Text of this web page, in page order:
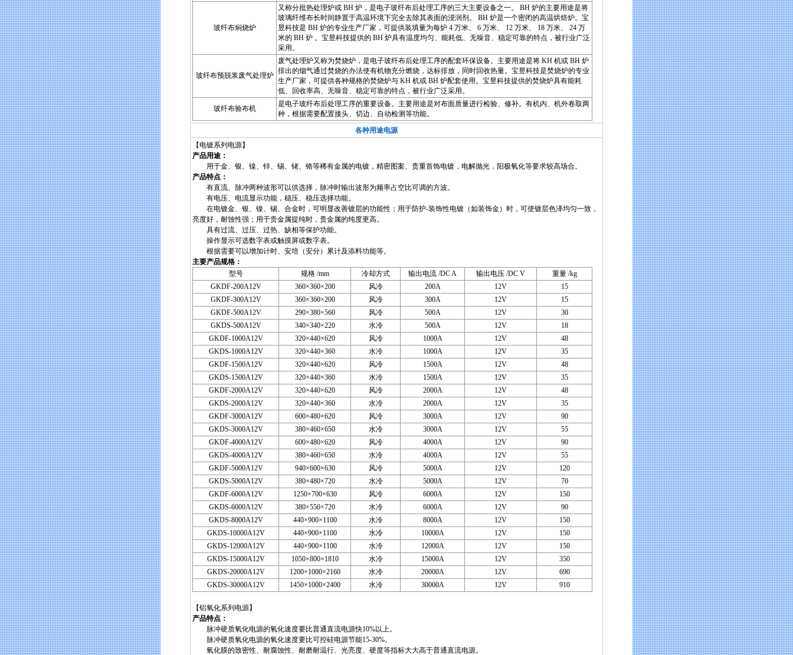
玻纤布焖烧炉
又称分批热处理炉或 BH 炉，是电子玻纤布后处理工序的三大主要设备之一。 BH 炉的主要用途是将
玻璃纤维布长时间静置于高温环境下完全去除其表面的浸润剂。 BH 炉是一个密闭的高温烘焙炉。宝
昱科技是 BH 炉的专业生产厂家，可提供装填量为每炉 4 万米、 6 万米、 12 万米、 18 万米、 24 万
米的 BH 炉 。宝昱科技提供的 BH 炉具有温度均匀、能耗低、无噪音、稳定可靠的特点，被行业广泛
采用。
玻纤布预脱浆废气处理炉
废气处理炉又称为焚烧炉，是电子玻纤布后处理工序的配套环保设备。主要用途是将 KH 机或 BH 炉
排出的烟气通过焚烧的办法使有机物充分燃烧，达标排放，同时回收热量。宝昱科技是焚烧炉的专业
生产厂家，可提供各种规格的焚烧炉与 KH 机或 BH 炉配套使用。宝昱科技提供的焚烧炉具有能耗
低、回收率高、无噪音、稳定可靠的特点，被行业广泛采用。
玻纤布验布机
是电子玻纤布后处理工序的重要设备。主要用途是对布面质量进行检验、修补。有机内、机外卷取两
种，根据需要配置接头、切边、自动检测等功能。
各种用途电源
【电镀系列电源】
产品用途：
用于金、银、镍、锌、锡、铑、铬等稀有金属的电镀，精密图案、贵重首饰电镀，电解抛光，阳极氧化等要求较高场合。
产品特点：
有直流、脉冲两种波形可以供选择，脉冲时输出波形为频率占空比可调的方波。
有电压、电流显示功能，稳压、稳压选择功能。
在电镀金、银、镍、锡、合金时，可明显改善镀层的功能性；用于防护-装饰性电镀（如装饰金）时，可使镀层色泽均匀一致，
亮度好，耐蚀性强；用于贵金属提纯时，贵金属的纯度更高。
具有过流、过压、过热、缺相等保护功能。
操作显示可选数字表或触摸屏或数字表。
根据需要可以增加计时、安培（安分）累计及添料功能等。
主要产品规格：
型号
规格 /mm 冷却方式 输出电流 /DC A 输出电压 /DC V
重量 /kg
GKDF-200A12V
360×360×200 风冷 200A 12V
15
GKDF-300A12V
360×360×200 风冷 300A 12V
15
GKDF-500A12V
290×380×560 风冷 500A 12V
30
GKDS-500A12V
340×340×220 水冷 500A 12V
18
GKDF-1000A12V
320×440×620 风冷 1000A 12V
48
GKDS-1000A12V
320×440×360 水冷 1000A 12V
35
GKDF-1500A12V
320×440×620 风冷 1500A 12V
48
GKDS-1500A12V
320×440×360 水冷 1500A 12V
35
GKDF-2000A12V
320×440×620 风冷 2000A 12V
48
GKDS-2000A12V
320×440×360 水冷 2000A 12V
35
GKDF-3000A12V
600×480×620 风冷 3000A 12V
90
GKDS-3000A12V
380×460×650 水冷 3000A 12V
55
GKDF-4000A12V
600×480×620 风冷 4000A 12V
90
GKDS-4000A12V
380×460×650 水冷 4000A 12V
55
GKDF-5000A12V
940×600×630 风冷 5000A 12V
120
GKDS-5000A12V
380×480×720 水冷 5000A 12V
70
GKDF-6000A12V
1250×700×630 风冷 6000A 12V
150
GKDS-6000A12V
380×550×720 水冷 6000A 12V
90
GKDS-8000A12V
440×900×1100 水冷 8000A 12V
150
GKDS-10000A12V
440×900×1100 水冷 10000A 12V
150
GKDS-12000A12V
440×900×1100 水冷 12000A 12V
150
GKDS-15000A12V
1050×800×1810 水冷 15000A 12V
350
GKDS-20000A12V
1200×1000×2160 水冷 20000A 12V
690
GKDS-30000A12V
1450×1000×2400 水冷 30000A 12V 910
【铝氧化系列电源】
产品特点：
脉冲硬质氧化电源的氧化速度要比普通直流电源快10%以上。
脉冲硬质氧化电源的氧化速度要比可控硅电源节能15-30%。
氧化膜的致密性、耐腐蚀性、耐磨耐温行、光亮度、硬度等指标大大高于普通直流电源。